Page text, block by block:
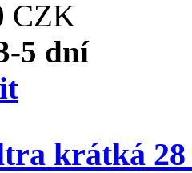
CZK
5 dní
krátká